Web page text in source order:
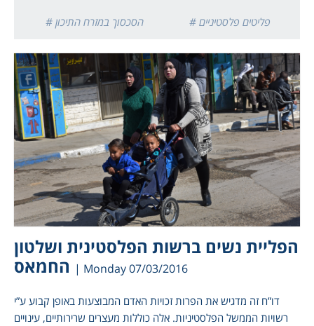
# הסכסוך במזרח התיכון # פליטים פלסטיניים
הפליית נשים ברשות הפלסטינית ושלטון
החמאס | Monday 07/03/2016
דו”ח זה מדגיש את הפרות זכויות האדם המבוצעות באופן קבוע ע”י
רשויות הממשל הפלסטיניות. אלה כוללות מעצרים שרירותיים, עינויים